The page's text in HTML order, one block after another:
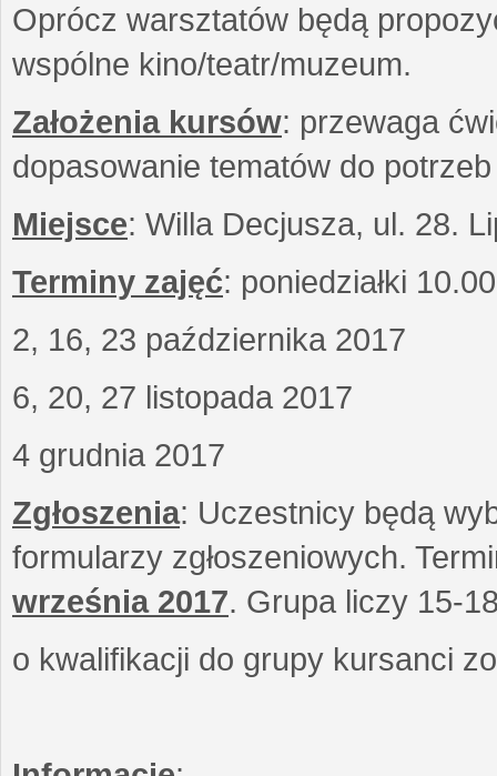
Oprócz warsztatów będą
wspólne kino/teatr/muzeum.
Założenia kursów: przewaga
dopasowanie tematów do
Miejsce: Willa Decjusza, ul. 28.
Terminy zajęć: poniedziałki
2, 16, 23 października 2017
6, 20, 27 listopada 2017
4 grudnia 2017
Zgłoszenia: Uczestnicy będą
formularzy zgłoszeniowych.
września 2017. Grupa liczy 15-
o kwalifikacji do grupy kursanci